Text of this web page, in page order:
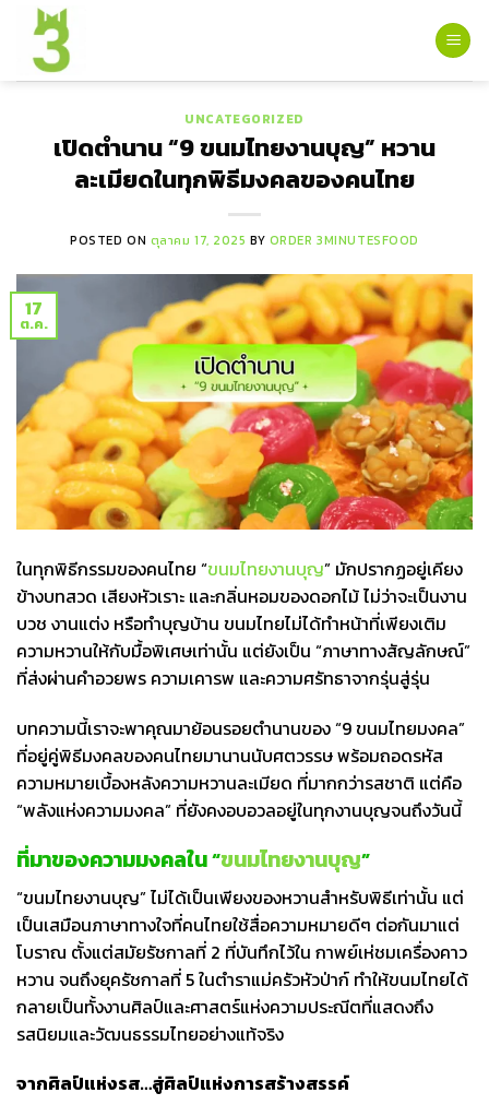
content
UNCATEGORIZED
เปิดตำนาน “9 ขนมไทยงานบุญ” หวาน
ละเมียดในทุกพิธีมงคลของคนไทย
POSTED ON ตุลาคม 17, 2025 BY ORDER 3MINUTESFOOD
17
ต.ค.
ในทุกพิธีกรรมของคนไทย “ขนมไทยงานบุญ” มักปรากฏอยู่เคียง
ข้างบทสวด เสียงหัวเราะ และกลิ่นหอมของดอกไม้ ไม่ว่าจะเป็นงาน
บวช งานแต่ง หรือทำบุญบ้าน ขนมไทยไม่ได้ทำหน้าที่เพียงเติม
ความหวานให้กับมื้อพิเศษเท่านั้น แต่ยังเป็น “ภาษาทางสัญลักษณ์”
ที่ส่งผ่านคำอวยพร ความเคารพ และความศรัทธาจากรุ่นสู่รุ่น
บทความนี้เราจะพาคุณมาย้อนรอยตำนานของ “9 ขนมไทยมงคล”
ที่อยู่คู่พิธีมงคลของคนไทยมานานนับศตวรรษ พร้อมถอดรหัส
ความหมายเบื้องหลังความหวานละเมียด ที่มากกว่ารสชาติ แต่คือ
“พลังแห่งความมงคล” ที่ยังคงอบอวลอยู่ในทุกงานบุญจนถึงวันนี้
ที่มาของความมงคลใน “ขนมไทยงานบุญ”
“ขนมไทยงานบุญ” ไม่ได้เป็นเพียงของหวานสำหรับพิธีเท่านั้น แต่
เป็นเสมือนภาษาทางใจที่คนไทยใช้สื่อความหมายดีๆ ต่อกันมาแต่
โบราณ ตั้งแต่สมัยรัชกาลที่ 2 ที่บันทึกไว้ใน กาพย์เห่ชมเครื่องคาว
หวาน จนถึงยุครัชกาลที่ 5 ในตำราแม่ครัวหัวป่าก์ ทำให้ขนมไทยได้
กลายเป็นทั้งงานศิลป์และศาสตร์แห่งความประณีตที่แสดงถึง
รสนิยมและวัฒนธรรมไทยอย่างแท้จริง
จากศิลป์แห่งรส…สู่ศิลป์แห่งการสร้างสรรค์